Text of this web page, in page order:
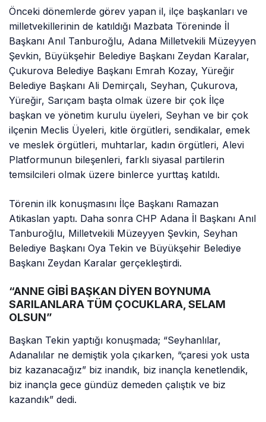
Önceki dönemlerde görev yapan il, ilçe başkanları ve
milletvekillerinin de katıldığı Mazbata Töreninde İl
Başkanı Anıl Tanburoğlu, Adana Milletvekili Müzeyyen
Şevkin, Büyükşehir Belediye Başkanı Zeydan Karalar,
Çukurova Belediye Başkanı Emrah Kozay, Yüreğir
Belediye Başkanı Ali Demirçalı, Seyhan, Çukurova,
Yüreğir, Sarıçam başta olmak üzere bir çok İlçe
başkan ve yönetim kurulu üyeleri, Seyhan ve bir çok
ilçenin Meclis Üyeleri, kitle örgütleri, sendikalar, emek
ve meslek örgütleri, muhtarlar, kadın örgütleri, Alevi
Platformunun bileşenleri, farklı siyasal partilerin
temsilcileri olmak üzere binlerce yurttaş katıldı.
Törenin ilk konuşmasını İlçe Başkanı Ramazan
Atikaslan yaptı. Daha sonra CHP Adana İl Başkanı Anıl
Tanburoğlu, Milletvekili Müzeyyen Şevkin, Seyhan
Belediye Başkanı Oya Tekin ve Büyükşehir Belediye
Başkanı Zeydan Karalar gerçekleştirdi.
“ANNE GİBİ BAŞKAN DİYEN BOYNUMA
SARILANLARA TÜM ÇOCUKLARA, SELAM
OLSUN”
Başkan Tekin yaptığı konuşmada; “Seyhanlılar,
Adanalılar ne demiştik yola çıkarken, “çaresi yok usta
biz kazanacağız” biz inandık, biz inançla kenetlendik,
biz inançla gece gündüz demeden çalıştık ve biz
kazandık” dedi.